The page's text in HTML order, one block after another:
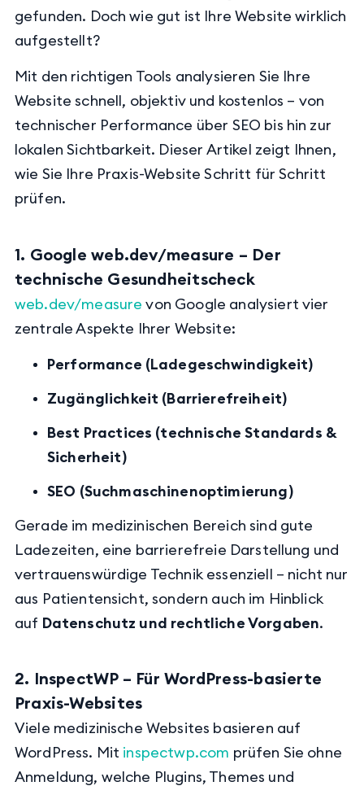
gefunden. Doch wie gut ist Ihre Website wirklich
aufgestellt?
Mit den richtigen Tools analysieren Sie Ihre
Website schnell, objektiv und kostenlos – von
technischer Performance über SEO bis hin zur
lokalen Sichtbarkeit. Dieser Artikel zeigt Ihnen,
wie Sie Ihre Praxis-Website Schritt für Schritt
prüfen.
1. Google web.dev/measure – Der
technische Gesundheitscheck
web.dev/measure von Google analysiert vier
zentrale Aspekte Ihrer Website:
Performance (Ladegeschwindigkeit)
Zugänglichkeit (Barrierefreiheit)
Best Practices (technische Standards &
Sicherheit)
SEO (Suchmaschinenoptimierung)
Gerade im medizinischen Bereich sind gute
Ladezeiten, eine barrierefreie Darstellung und
vertrauenswürdige Technik essenziell – nicht nur
aus Patientensicht, sondern auch im Hinblick
auf Datenschutz und rechtliche Vorgaben.
2. InspectWP – Für WordPress-basierte
Praxis-Websites
Viele medizinische Websites basieren auf
WordPress. Mit inspectwp.com prüfen Sie ohne
Anmeldung, welche Plugins, Themes und